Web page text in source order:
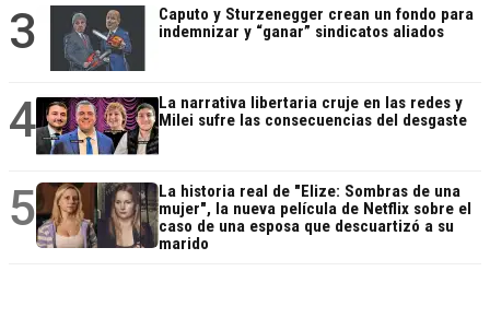
3
Caputo y Sturzenegger crean un fondo para
indemnizar y “ganar” sindicatos aliados
4
La narrativa libertaria cruje en las redes y
Milei sufre las consecuencias del desgaste
5
La historia real de "Elize: Sombras de una
mujer", la nueva película de Netflix sobre el
caso de una esposa que descuartizó a su
marido